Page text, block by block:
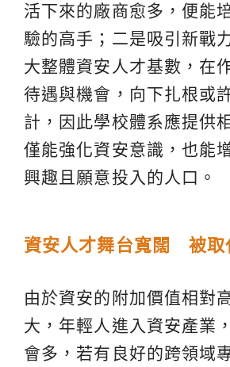
活下來的廠商愈多，便能
驗的高手；二是吸引新戰
大整體資安人才基數，在
待遇與機會，向下扎根或
計，因此學校體系應提供
僅能強化資安意識，也能
興趣且願意投入的人口。
資安人才舞台寬闊 被取
由於資安的附加價值相對
大，年輕人進入資安產業
會多，若有良好的跨領域